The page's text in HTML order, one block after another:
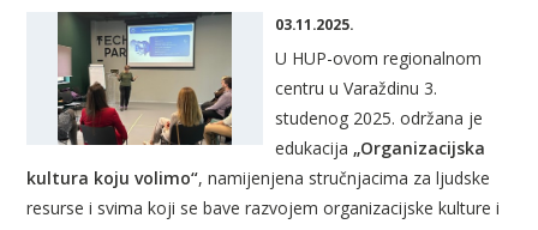
03.11.2025.
U HUP-ovom regionalnom
centru u Varaždinu 3.
studenog 2025. održana je
edukacija „Organizacijska
kultura koju volimo“, namijenjena stručnjacima za ljudske
resurse i svima koji se bave razvojem organizacijske kulture i